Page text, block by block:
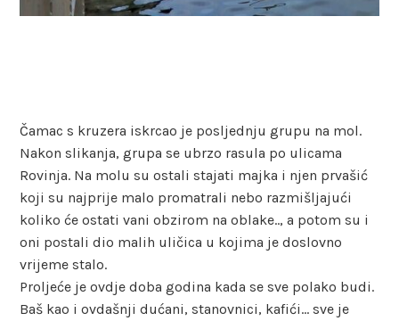
Čamac s kruzera iskrcao je posljednju grupu na mol.
Nakon slikanja, grupa se ubrzo rasula po ulicama
Rovinja. Na molu su ostali stajati majka i njen prvašić
koji su najprije malo promatrali nebo razmišljajući
koliko će ostati vani obzirom na oblake.., a potom su i
oni postali dio malih uličica u kojima je doslovno
vrijeme stalo.
Proljeće je ovdje doba godina kada se sve polako budi.
Baš kao i ovdašnji dućani, stanovnici, kafići… sve je